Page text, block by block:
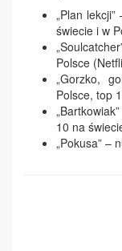
„Plan
świecie i w
Polsce
„Gorzko,
Polsce, top
10 na
„Pokusa” –